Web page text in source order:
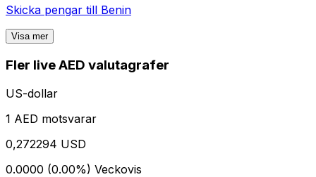
Skicka pengar till Benin
Visa mer
Fler live AED valutagrafer
US-dollar
1 AED motsvarar
0,272294 USD
0.0000 (0.00%) Veckovis